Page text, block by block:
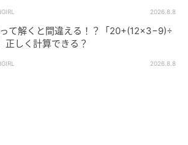
2026.8.8
て解くと間違える！？「20+(12×3−9)÷
正しく計算できる？
2026.8.8